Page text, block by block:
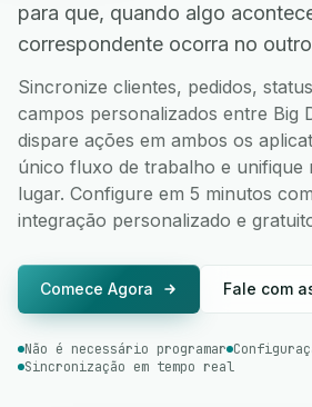
para que, quando algo
correspondente ocorra no
Sincronize clientes, pedidos,
campos personalizados entre Big
dispare ações em ambos os
único fluxo de trabalho e unifique
lugar. Configure em 5 minutos
integração personalizado e
Comece Agora Fale com
Não é necessário programar
Sincronização em tempo real